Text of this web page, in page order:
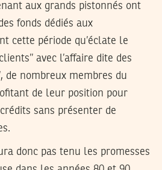
aux grands pistonnés ont
fonds dédiés aux
cette période qu’éclate le
avec l’affaire dite des
de nombreux membres du
de leur position pour
sans présenter de
donc pas tenu les promesses